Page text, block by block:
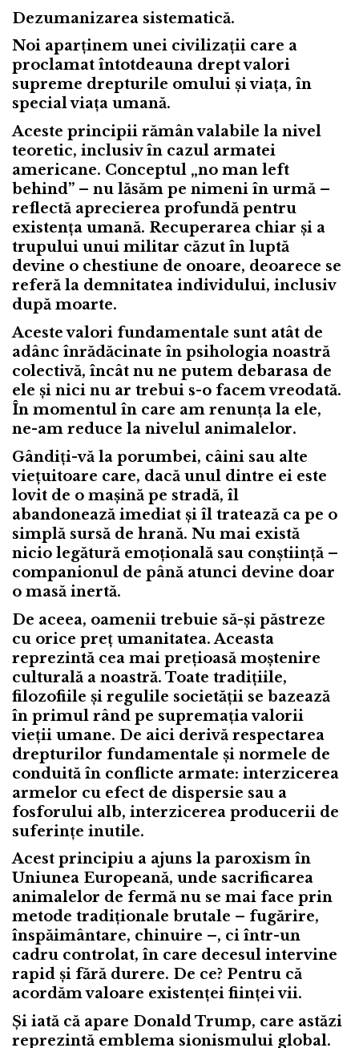
Dezumanizarea sistematică.
Noi aparținem unei civilizații care a
proclamat întotdeauna drept valori
supreme drepturile omului șiviața, în
special viața umană.
Aceste principii rămân valabile la nivel
teoretic, inclusiv în cazul armatei
americane. Conceptul „no man left
behind” – nu lăsăm pe nimeni în urmă –
reflectă aprecierea profundă pentru
existența umană. Recuperarea chiar și a
trupului unui militar căzut în luptă
devine o chestiune de onoare, deoarece se
referă la demnitatea individului, inclusiv
după moarte.
Aceste valori fundamentale sunt atât de
adânc înrădăcinate în psihologia noastră
colectivă, încât nu ne putem debarasa de
ele și nici nu ar trebui s-o facem vreodată.
În momentul în care am renunța la ele,
ne-am reduce la nivelul animalelor.
Gândiți-vă la porumbei, câini sau alte
viețuitoare care, dacă unul dintre ei este
lovit de o mașină pe stradă, îl
abandonează imediat și îl tratează ca pe o
simplă sursă de hrană. Nu mai există
nicio legătură emoțională sau conștiință –
companionul de până atunci devine doar
o masă inertă.
De aceea, oamenii trebuie să-și păstreze
cu orice preț umanitatea. Aceasta
reprezintă cea mai prețioasă moștenire
culturală a noastră. Toate tradițiile,
filozofiile și regulile societății se bazează
în primul rând pe supremația valorii
vieții umane. De aici derivă respectarea
drepturilor fundamentale și normele de
conduită în conflicte armate: interzicerea
armelor cu efect de dispersie sau a
fosforului alb, interzicerea producerii de
suferințe inutile.
Acest principiu a ajuns la paroxism în
Uniunea Europeană, unde sacrificarea
animalelor de fermă nu se mai face prin
metode tradiționale brutale – fugărire,
înspăimântare, chinuire –, ci într-un
cadru controlat, în care decesul intervine
rapid și fără durere. De ce? Pentru că
acordăm valoare existenței ființei vii.
Și iată că apare Donald Trump, care astăzi
reprezintă emblema sionismului global.